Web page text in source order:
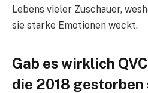
Lebens vieler Zuschauer,
sie starke Emotionen weckt.
Gab es wirklich
die 2018 gestorben